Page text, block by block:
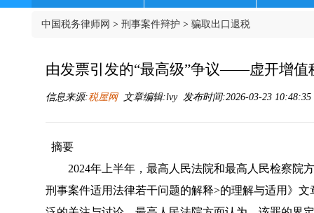
中国税务律师网 > 刑事案件辩护 > 骗取出口退税
由发票引发的“最高级”争议——虚开增值
信息来源:税屋网文章编辑:lvy 发布时间:2026-03-23
摘要
2024年上半年，最高人民法院和最高人民检察院
刑事案件适用法律若干问题的解释>的理解与适用 》文